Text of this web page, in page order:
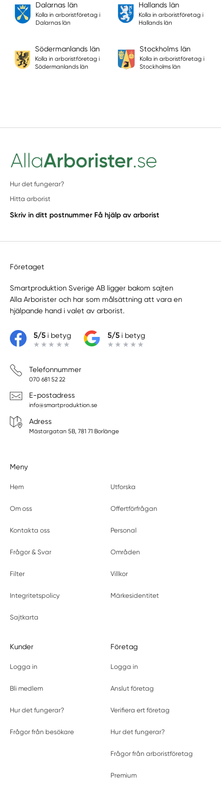
Dalarnas län
Kolla in arboristföretag i
Dalarnas län
Hallands län
Kolla in arboristföretag i
Hallands län
Södermanlands län
Kolla in arboristföretag i
Södermanlands län
Stockholms län
Kolla in arboristföretag i
Stockholms län
Hur det fungerar?
Hitta arborist
Skriv in ditt postnummer Få hjälp av arborist
Företaget
Smartproduktion Sverige AB ligger bakom sajten
Alla Arborister och har som målsättning att vara en
hjälpande hand i valet av arborist.
5/5i betyg 5/5i betyg
Telefonnummer
070 681 52 22
E-postadress
info@smartproduktion.se
Adress
Mästargatan 5B, 781 71 Borlänge
Meny
Hem Utforska
Om oss Offertförfrågan
Kontakta oss Personal
Frågor & Svar Områden
Filter Villkor
Integritetspolicy Märkesidentitet
Sajtkarta
Kunder
Logga in
Bli medlem
Hur det fungerar?
Frågor från besökare
Företag
Logga in
Anslut företag
Verifiera ert företag
Hur det fungerar?
Frågor från arboristföretag
Premium